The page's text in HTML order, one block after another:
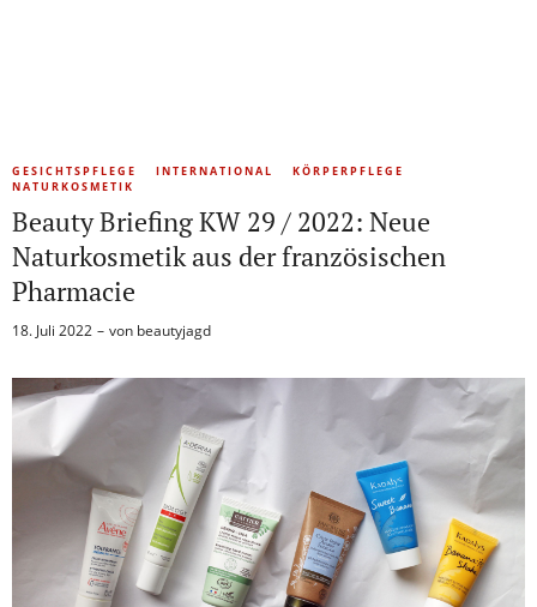
GESICHTSPFLEGE INTERNATIONAL
KÖRPERPFLEGE
NATURKOSMETIK
Beauty Briefing KW 29 / 2022: Neue
Naturkosmetik aus der französischen
Pharmacie
18. Juli 2022 von beautyjagd